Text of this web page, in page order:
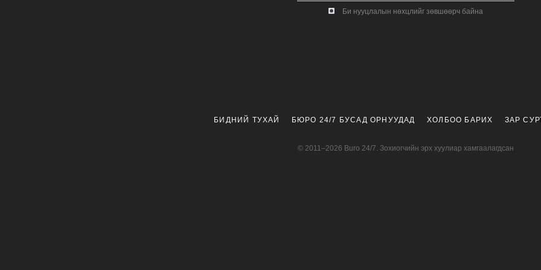
Би нууцлалын нөхцлийг зөвшөөрч байна
БИДНИЙ ТУХАЙ БЮРО 24/7 БУСАД ОРНУУДАД ХОЛБОО БАРИХ ЗАР
© 2011–2026 Buro 24/7. Зохиогчийн эрх хуулиар хамгаалагдсан